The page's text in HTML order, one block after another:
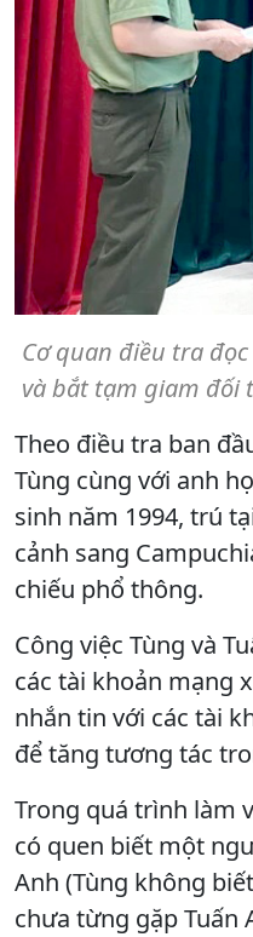
Cơ quan điều tra
và bắt tạm giam đối
Theo điều tra ban
Tùng cùng với anh
sinh năm 1994, trú
cảnh sang
chiếu phổ thông.
Công việc Tùng và
các tài khoản mạng
nhắn tin với các tài
để tăng tương tác
Trong quá trình làm
có quen biết một
Anh (Tùng không
chưa từng gặp Tuấn